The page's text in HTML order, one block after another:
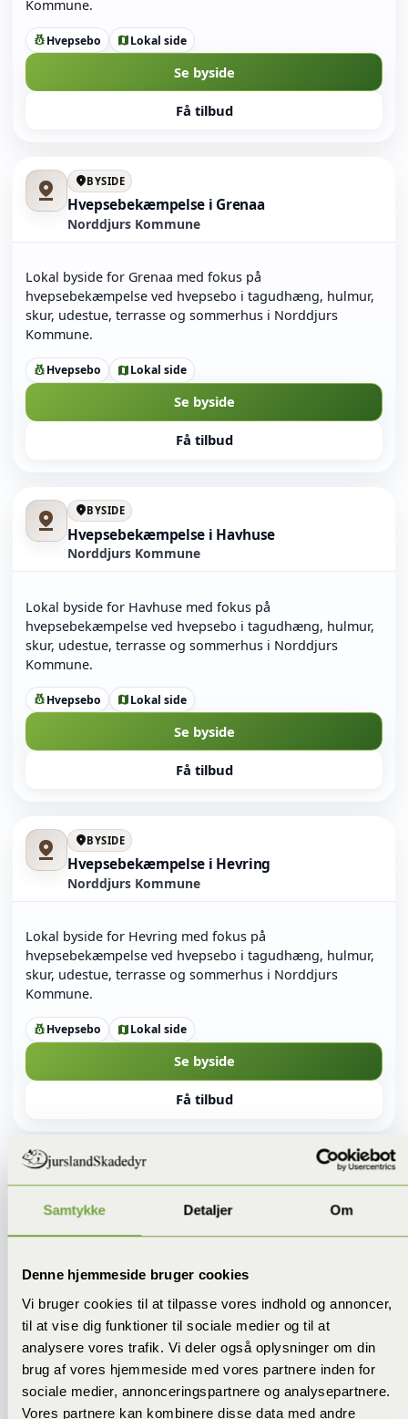
Samtykke Detaljer Om
Denne hjemmeside bruger cookies
Vi bruger cookies til at tilpasse vores indhold og annoncer,
til at vise dig funktioner til sociale medier og til at
analysere vores trafik. Vi deler også oplysninger om din
brug af vores hjemmeside med vores partnere inden for
sociale medier, annonceringspartnere og analysepartnere.
Vores partnere kan kombinere disse data med andre
Kommune.
pest_controlHvepsebo mapLokal side
Se byside
Få tilbud
pin_drop location_onBYSIDE
Hvepsebekæmpelse i Grenaa
Norddjurs Kommune
Lokal byside for Grenaa med fokus på
hvepsebekæmpelse ved hvepsebo i tagudhæng, hulmur,
skur, udestue, terrasse og sommerhus i Norddjurs
Kommune.
pest_controlHvepsebo mapLokal side
Se byside
Få tilbud
pin_drop location_onBYSIDE
Hvepsebekæmpelse i Havhuse
Norddjurs Kommune
Lokal byside for Havhuse med fokus på
hvepsebekæmpelse ved hvepsebo i tagudhæng, hulmur,
skur, udestue, terrasse og sommerhus i Norddjurs
Kommune.
pest_controlHvepsebo mapLokal side
Se byside
Få tilbud
pin_drop location_onBYSIDE
Hvepsebekæmpelse i Hevring
Norddjurs Kommune
Lokal byside for Hevring med fokus på
hvepsebekæmpelse ved hvepsebo i tagudhæng, hulmur,
skur, udestue, terrasse og sommerhus i Norddjurs
Kommune.
pest_controlHvepsebo mapLokal side
Se byside
Få tilbud
pin_drop location_onBYSIDE
Norddjurs Kommune
Lokal byside for Læn med fokus på hvepsebekæmpelse
ved hvepsebo i tagudhæng, hulmur, skur, udestue,
terrasse og sommerhus i Norddjurs Kommune.
pest_controlHvepsebo mapLokal side
Se byside
Få tilbud